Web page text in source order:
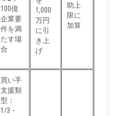
100億
企業要
件を満
たす場
合
1,000
万円
に引
き上
げ
助上
限に
加算
買い手
支援類
型：
1/3・